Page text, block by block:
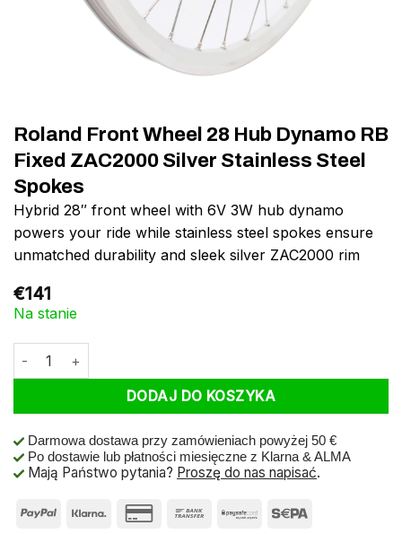
Roland Front Wheel 28 Hub Dynamo RB
Fixed ZAC2000 Silver Stainless Steel
Spokes
Hybrid 28″ front wheel with 6V 3W hub dynamo
powers your ride while stainless steel spokes ensure
unmatched durability and sleek silver ZAC2000 rim
€141
Na stanie
ilość Roland Front Wheel 28 Hub Dynamo RB Fixed ZAC2000
DODAJ DO KOSZYKA
Darmowa dostawa przy zamówieniach powyżej 50 €
Po dostawie lub płatności miesięczne z Klarna & ALMA
Mają Państwo pytania? Proszę do nas napisać.